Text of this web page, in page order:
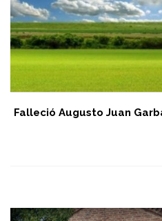
Falleció Augusto Juan